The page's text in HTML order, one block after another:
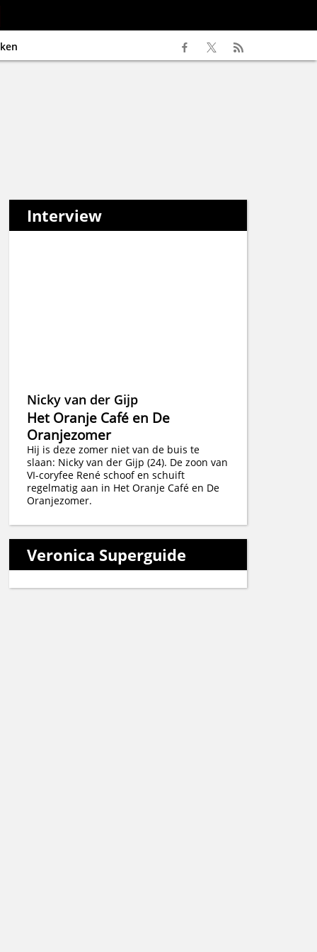
Interview
Nicky van der Gijp
Het Oranje Café en De
Oranjezomer
Hij is deze zomer niet van de buis te
slaan: Nicky van der Gijp (24). De zoon van
VI-coryfee René schoof en schuift
regelmatig aan in Het Oranje Café en De
Oranjezomer.
Veronica Superguide